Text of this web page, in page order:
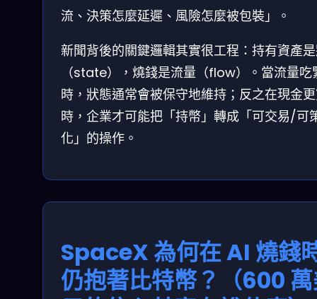
流、決策怎麼延遲、風險怎麼被包裝」。
新聞背後的關鍵邏輯其實很工程：持有資產
（state），燒錢是流量（flow）。當流量吃
時，狀態通常會被保守地維持；反之在現金
時，企業才可能把「持幣」轉成「可交易/可
化」的操作。
SpaceX 為何在 AI 燒錢
仍抱著比特幣？（600